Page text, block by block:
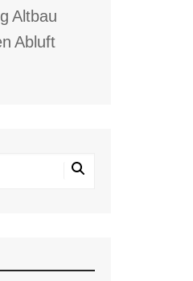
Altbau
Abluft